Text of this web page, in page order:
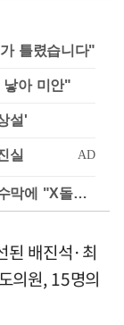
틀렸습니다"
아 미안"
설'
김희철, 거꾸로 걸린 광복절 태극기 현수막에 "X돌았네"
된 배진석·최
의원, 15명의